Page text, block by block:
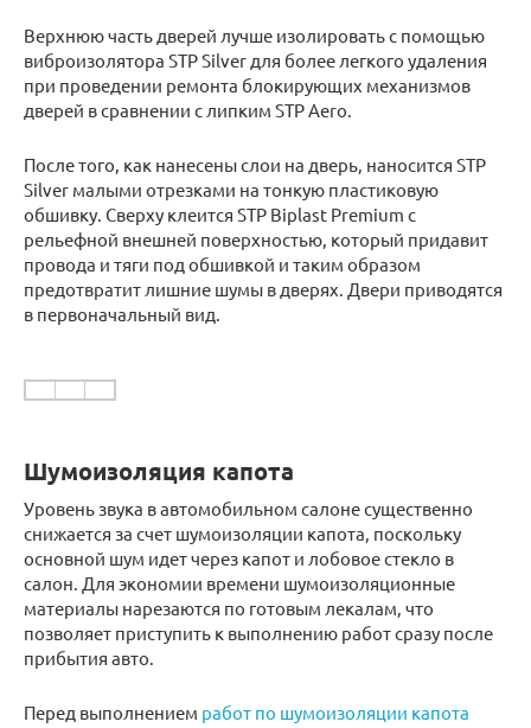
Верхнюю часть дверей лучше изолировать с помощью
виброизолятора STP Silver для более легкого удаления
при проведении ремонта блокирующих механизмов
дверей в сравнении с липким STP Aero.
После того, как нанесены слои на дверь, наносится STP
Silver малыми отрезками на тонкую пластиковую
обшивку. Сверху клеится STP Biplast Premium с
рельефной внешней поверхностью, который придавит
провода и тяги под обшивкой и таким образом
предотвратит лишние шумы в дверях. Двери приводятся
в первоначальный вид.
Шумоизоляция капота
Уровень звука в автомобильном салоне существенно
снижается за счет шумоизоляции капота, поскольку
основной шум идет через капот и лобовое стекло в
салон. Для экономии времени шумоизоляционные
материалы нарезаются по готовым лекалам, что
позволяет приступить к выполнению работ сразу после
прибытия авто.
Перед выполнением работ по шумоизоляции капота